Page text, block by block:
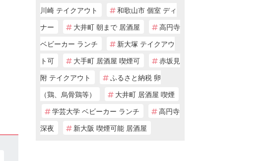
川崎 テイクアウト
和歌山市 個室 ディ
ナー
大井町 朝まで 居酒屋
高円寺
ベビーカー ランチ
新大塚 テイクアウ
ト可
大手町 居酒屋 喫煙可
赤坂見
附 テイクアウト
ふるさと納税 卵
（鶏、烏骨鶏等）
大井町 居酒屋 喫煙
学芸大学 ベビーカー ランチ
高円寺
深夜
新大阪 喫煙可能 居酒屋